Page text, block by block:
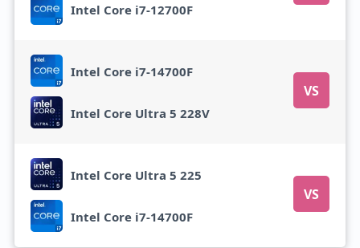
Intel Core i7-12700F
Intel Core i7-14700F
VS
Intel Core Ultra 5 228V
Intel Core Ultra 5 225
VS
Intel Core i7-14700F